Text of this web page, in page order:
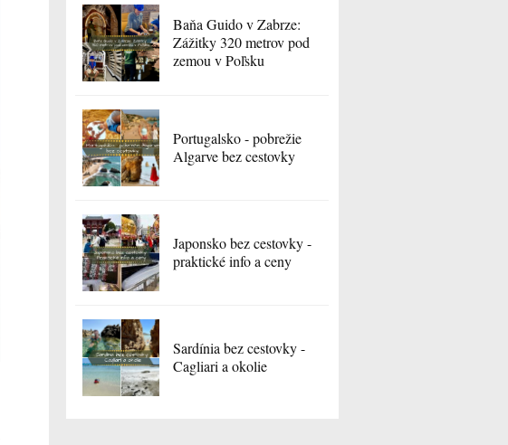
Baňa Guido v Zabrze:
Zážitky 320 metrov pod
zemou v Poľsku
Portugalsko - pobrežie
Algarve bez cestovky
Japonsko bez cestovky -
praktické info a ceny
Sardínia bez cestovky -
Cagliari a okolie